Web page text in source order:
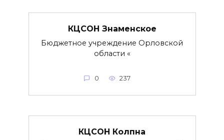
КЦСОН Знаменское
Бюджетное учреждение Орловской
области «
0 237
КЦСОН Колпна